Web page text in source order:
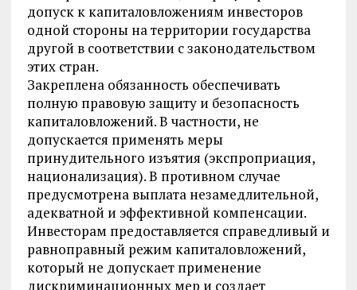
допуск к капиталовложениям инвесторов
одной стороны на территории государства
другой в соответствии с законодательством
этих стран.
Закреплена обязанность обеспечивать
полную правовую защиту и безопасность
капиталовложений. В частности, не
допускается применять меры
принудительного изъятия (экспроприация,
национализация). В противном случае
предусмотрена выплата незамедлительной,
адекватной и эффективной компенсации.
Инвесторам предоставляется справедливый и
равноправный режим капиталовложений,
который не допускает применение
дискриминационных мер и создает